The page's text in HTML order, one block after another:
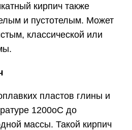
кирпич также
и пустотелым. Может
классической или
пластов глины и
1200оС до
массы. Такой кирпич